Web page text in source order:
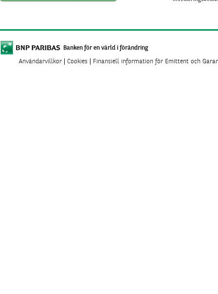
Banken för en värld i förändring
Användarvillkor Cookies Finansiell information för Emittent och